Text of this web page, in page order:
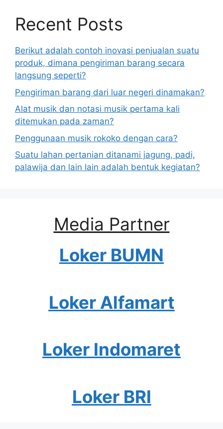
Recent Posts
Berikut adalah contoh inovasi penjualan suatu
produk, dimana pengiriman barang secara
langsung seperti?
Pengiriman barang dari luar negeri dinamakan?
Alat musik dan notasi musik pertama kali
ditemukan pada zaman?
Penggunaan musik rokoko dengan cara?
Suatu lahan pertanian ditanami jagung, padi,
palawija dan lain lain adalah bentuk kegiatan?
Media Partner
Loker BUMN
Loker Alfamart
Loker Indomaret
Loker BRI